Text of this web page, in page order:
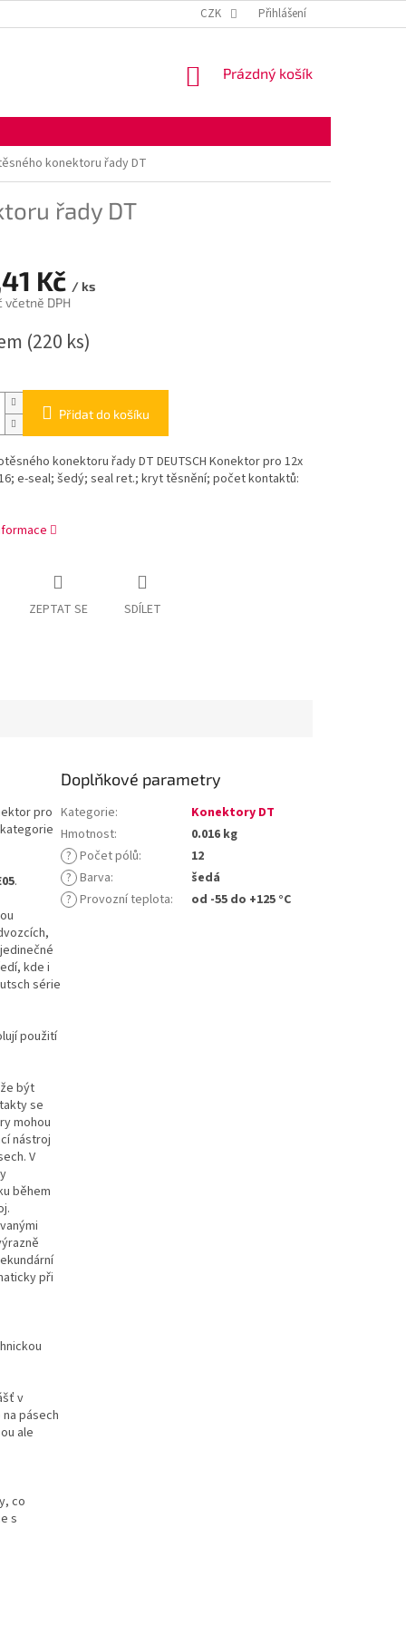
OBCHODNÍ PODMÍNKY
CZK Přihlášení
NÁKUPNÍ
Prázdný košík
konektoru řady DT
řady DT
Kč / ks
včetně DPH
(220 ks)
Přidat do košíku
konektoru řady DT DEUTSCH Konektor pro 12x
e-seal; šedý; seal ret.; kryt těsnění; počet kontaktů:
ZEPTAT SE SDÍLET
pro
.
kde i
série
použití
být
se
mohou
nástroj
V
během
při
v
pásech
ale
co
s
Doplňkové parametry
Kategorie:
Konektory DT
Hmotnost:
0.016 kg
? Počet pólů:
12
? Barva:
šedá
? Provozní teplota: od -55 do +125 °C